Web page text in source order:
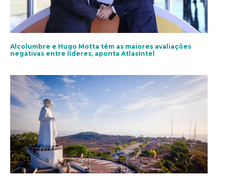
Alcolumbre e Hugo Motta têm as maiores avaliações
negativas entre líderes, aponta AtlasIntel